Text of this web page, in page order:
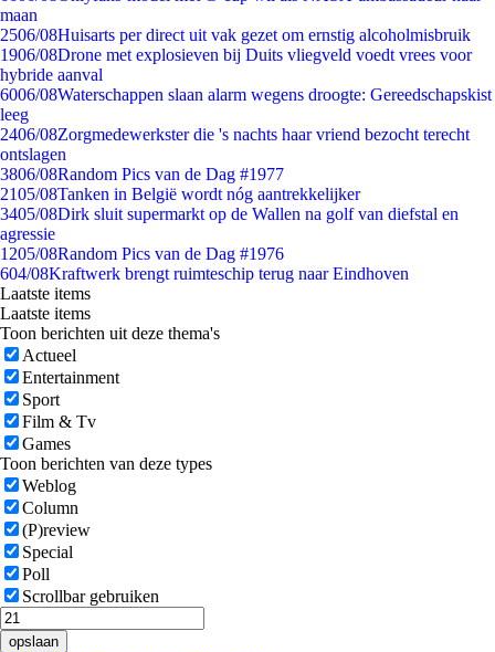
maan
2506/08Huisarts per direct uit vak gezet om ernstig alcoholmisbruik
1906/08Drone met explosieven bij Duits vliegveld voedt vrees voor
hybride aanval
6006/08Waterschappen slaan alarm wegens droogte: Gereedschapskist
leeg
2406/08Zorgmedewerkster die 's nachts haar vriend bezocht terecht
ontslagen
3806/08Random Pics van de Dag #1977
2105/08Tanken in België wordt nóg aantrekkelijker
3405/08Dirk sluit supermarkt op de Wallen na golf van diefstal en
agressie
1205/08Random Pics van de Dag #1976
604/08Kraftwerk brengt ruimteschip terug naar Eindhoven
Laatste items
Laatste items
Toon berichten uit deze thema's
Actueel
Entertainment
Sport
Film & Tv
Games
Toon berichten van deze types
Weblog
Column
(P)review
Special
Poll
Scrollbar gebruiken
opslaan